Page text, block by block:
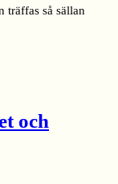
träffas så sällan
och